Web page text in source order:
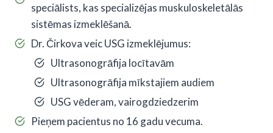
speciālists, kas specializējas muskuloskeletālās
sistēmas izmeklēšanā.
Dr. Čirkova veic USG izmeklējumus:
Ultrasonogrāfija locītavām
Ultrasonogrāfija mīkstajiem audiem
USG vēderam, vairogdziedzerim
Pieņem pacientus no 16 gadu vecuma.